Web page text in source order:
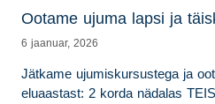
Ootame ujuma lapsi ja
6 jaanuar, 2026
Jätkame ujumiskursustega ja
eluaastast: 2 korda nädalas